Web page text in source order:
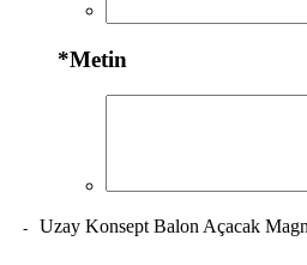
*Metin
Uzay Konsept Balon Açacak